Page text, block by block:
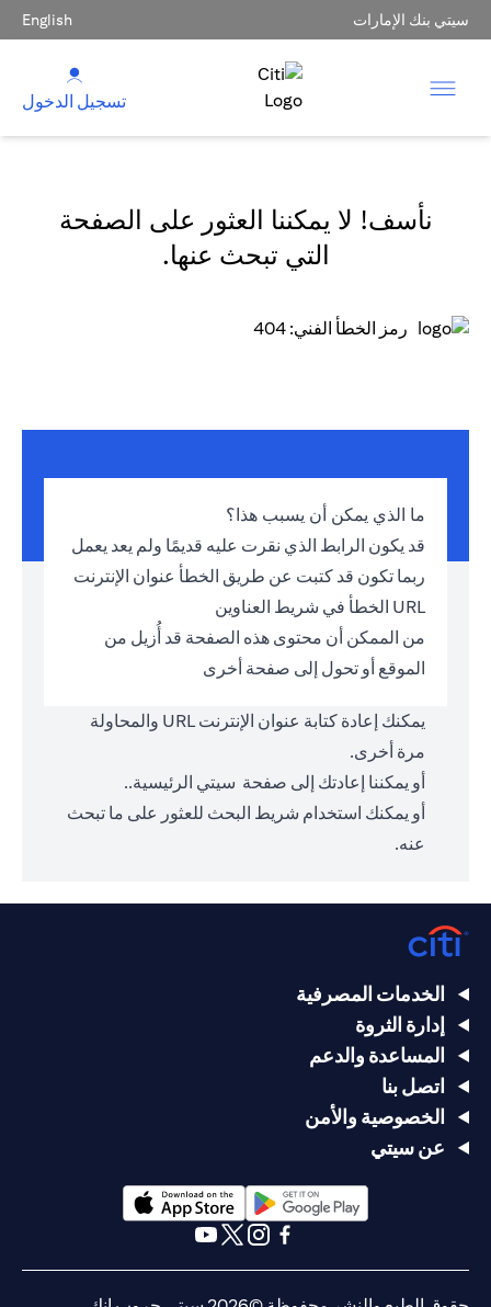
سيتي بنك الإمارات English
تسجيل الدخول
نأسف! لا يمكننا العثور على الصفحة
التي تبحث عنها.
رمز الخطأ الفني: 404
ما الذي يمكن أن يسبب هذا؟
قد يكون الرابط الذي نقرت عليه قديمًا ولم يعد يعمل
ربما تكون قد كتبت عن طريق الخطأ عنوان الإنترنت
URL الخطأ في شريط العناوين
من الممكن أن محتوى هذه الصفحة قد أُزيل من
الموقع أو تحول إلى صفحة أخرى
يمكنك إعادة كتابة عنوان الإنترنت URL والمحاولة
مرة أخرى.
أو يمكننا إعادتك إلى صفحة سيتي الرئيسية..
أو يمكنك استخدام شريط البحث للعثور على ما تبحث
عنه.
الخدمات المصرفية
إدارة الثروة
المساعدة والدعم
اتصل بنا
الخصوصية والأمن
عن سيتي
(opens in a new tab)